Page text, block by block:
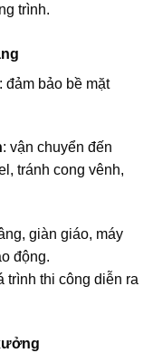
trình.
: đảm bảo bề mặt
: vận chuyển đến
tránh cong vênh,
giàn giáo, máy
động.
thi công diễn ra